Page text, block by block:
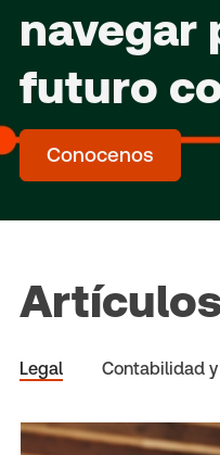
navegar
futuro
Conocenos
Legal Contabilidad